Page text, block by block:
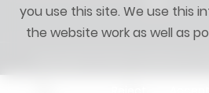
Copyright © 2026 Top Beauty &
you use this site. We use this
the website work as well as